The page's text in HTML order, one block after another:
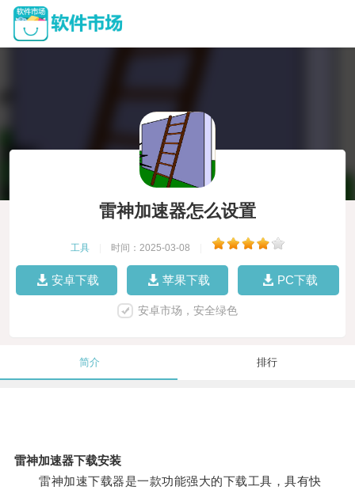
雷神加速器怎么设置
工具 时间：2025-03-08
安卓下载 苹果下载 PC下载
安卓市场，安全绿色
简介 排行
雷神加速器下载安装
雷神加速下载器是一款功能强大的下载工具，具有快